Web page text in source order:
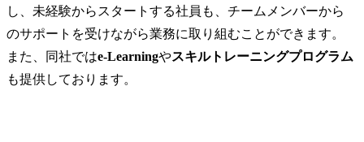
し、未経験からスタートする社員も、チームメンバーから
のサポートを受けながら業務に取り組むことができます。
また、同社ではe-Learningやスキルトレーニングプログラム
も提供しております。